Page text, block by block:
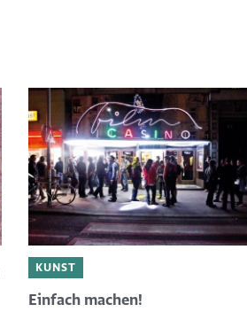
KUNST
Einfach machen!